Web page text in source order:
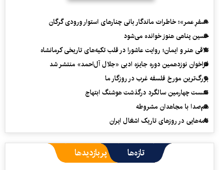
«سفرِ عمر»؛ خاطرات ماندگار بانی چنارهای استوار ورودی گرگان
حسین پناهی هنوز خوانده می‌شود
تلاقی هنر و ایمان؛ روایت عاشورا در قلب تکیه‌های تاریخی کرمانشاه
فراخوان نوزدهمین دوره جایزه ادبی «جلال آل‌احمد» منتشر شد
بزرگ‌ترین مورخ فلسفه غرب در روزگار ما
نشست چهارمین سالگرد درگذشت هوشنگ ابتهاج
هم‌صدا با مجاهدان مشروطه
نامه‌هایی در روزهای تاریک اشغال ایران
تازه‌ها پربازدیدها